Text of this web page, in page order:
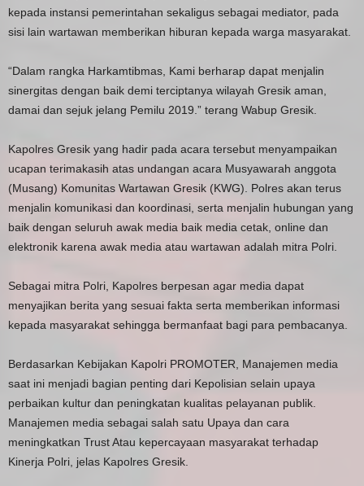
kepada instansi pemerintahan sekaligus sebagai mediator, pada
sisi lain wartawan memberikan hiburan kepada warga masyarakat.
“Dalam rangka Harkamtibmas, Kami berharap dapat menjalin
sinergitas dengan baik demi terciptanya wilayah Gresik aman,
damai dan sejuk jelang Pemilu 2019.” terang Wabup Gresik.
Kapolres Gresik yang hadir pada acara tersebut menyampaikan
ucapan terimakasih atas undangan acara Musyawarah anggota
(Musang) Komunitas Wartawan Gresik (KWG). Polres akan terus
menjalin komunikasi dan koordinasi, serta menjalin hubungan yang
baik dengan seluruh awak media baik media cetak, online dan
elektronik karena awak media atau wartawan adalah mitra Polri.
Sebagai mitra Polri, Kapolres berpesan agar media dapat
menyajikan berita yang sesuai fakta serta memberikan informasi
kepada masyarakat sehingga bermanfaat bagi para pembacanya.
Berdasarkan Kebijakan Kapolri PROMOTER, Manajemen media
saat ini menjadi bagian penting dari Kepolisian selain upaya
perbaikan kultur dan peningkatan kualitas pelayanan publik.
Manajemen media sebagai salah satu Upaya dan cara
meningkatkan Trust Atau kepercayaan masyarakat terhadap
Kinerja Polri, jelas Kapolres Gresik.